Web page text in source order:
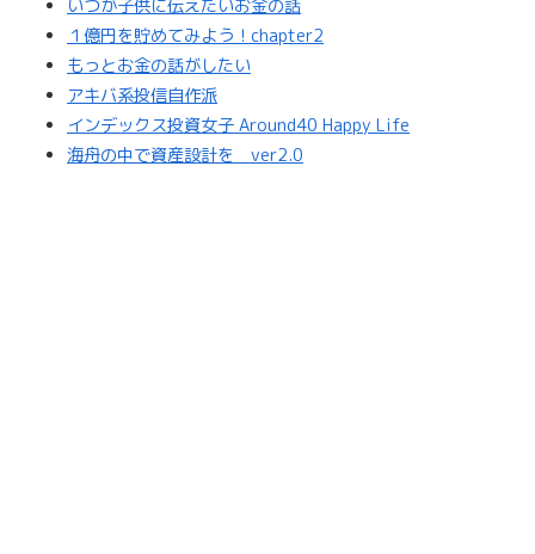
いつか子供に伝えたいお金の話
１億円を貯めてみよう！chapter2
もっとお金の話がしたい
アキバ系投信自作派
インデックス投資女子 Around40 Happy Life
海舟の中で資産設計を ver2.0